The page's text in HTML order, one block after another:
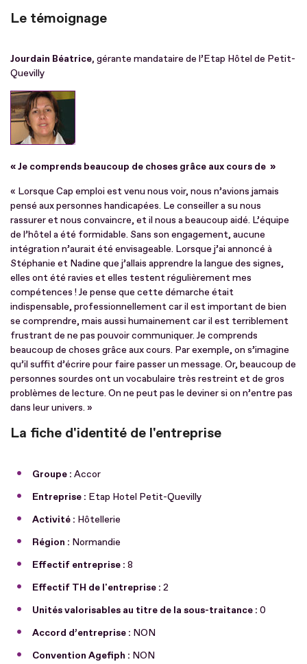
Le témoignage
Jourdain Béatrice, gérante mandataire de l’Etap Hôtel de Petit-
Quevilly
« Je comprends beaucoup de choses grâce aux cours de »
« Lorsque Cap emploi est venu nous voir, nous n’avions jamais
pensé aux personnes handicapées. Le conseiller a su nous
rassurer et nous convaincre, et il nous a beaucoup aidé. L’équipe
de l’hôtel a été formidable. Sans son engagement, aucune
intégration n’aurait été envisageable. Lorsque j’ai annoncé à
Stéphanie et Nadine que j’allais apprendre la langue des signes,
elles ont été ravies et elles testent régulièrement mes
compétences ! Je pense que cette démarche était
indispensable, professionnellement car il est important de bien
se comprendre, mais aussi humainement car il est terriblement
frustrant de ne pas pouvoir communiquer. Je comprends
beaucoup de choses grâce aux cours. Par exemple, on s’imagine
qu’il suffit d’écrire pour faire passer un message. Or, beaucoup de
personnes sourdes ont un vocabulaire très restreint et de gros
problèmes de lecture. On ne peut pas le deviner si on n’entre pas
dans leur univers. »
La fiche d'identité de l'entreprise
Groupe : Accor
Entreprise : Etap Hotel Petit-Quevilly
Activité : Hôtellerie
Région : Normandie
Effectif entreprise : 8
Effectif TH de l'entreprise : 2
Unités valorisables au titre de la sous-traitance : 0
Accord d’entreprise : NON
Convention Agefiph : NON